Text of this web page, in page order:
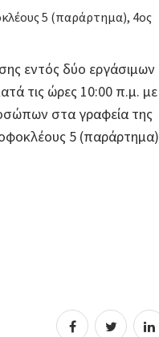
5 (παράρτημα), 4ος
εντός δύο εργάσιμων
τις ώρες 10:00 π.μ. με
στα γραφεία της
5